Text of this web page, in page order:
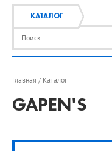
КАТАЛОГ
Главная / Каталог
GAPEN'S